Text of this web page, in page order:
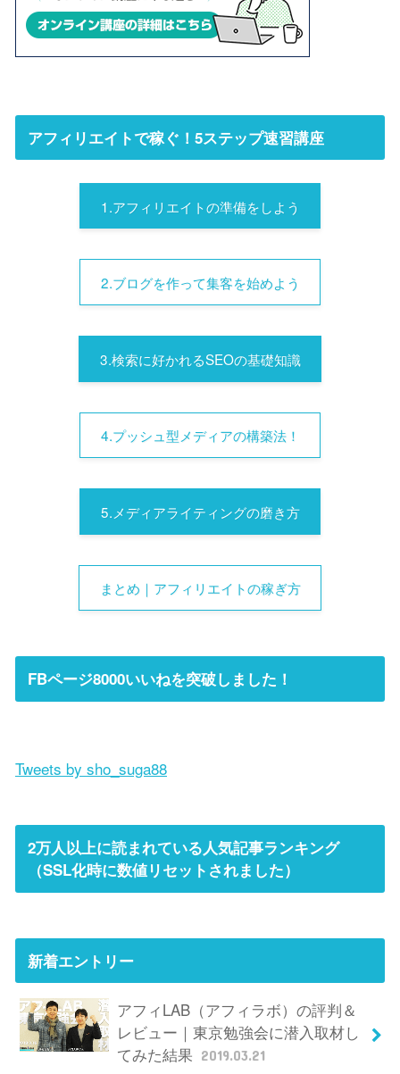
アフィリエイトで稼ぐ！5ステップ速習講座
1.アフィリエイトの準備をしよう
2.ブログを作って集客を始めよう
3.検索に好かれるSEOの基礎知識
4.プッシュ型メディアの構築法！
5.メディアライティングの磨き方
まとめ｜アフィリエイトの稼ぎ方
FBページ8000いいねを突破しました！
Tweets by sho_suga88
2万人以上に読まれている人気記事ランキング
（SSL化時に数値リセットされました）
新着エントリー
アフィLAB（アフィラボ）の評判＆
レビュー｜東京勉強会に潜入取材し
てみた結果
2019.03.21